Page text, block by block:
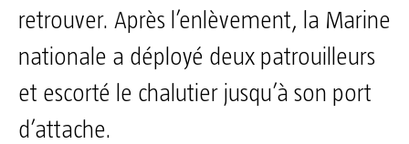
retrouver. Après l’enlèvement, la Marine
nationale a déployé deux patrouilleurs
et escorté le chalutier jusqu’à son port
d’attache.